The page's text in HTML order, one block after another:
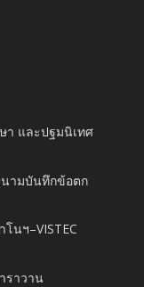
า และปฐมนิเทศ
ามบันทึกข้อตก
นฯ–VISTEC
ราวาน